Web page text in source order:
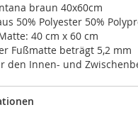
braun 40x60cm
50% Polyester 50%
40 cm x 60 cm
Fußmatte beträgt 5,2 mm
den Innen- und